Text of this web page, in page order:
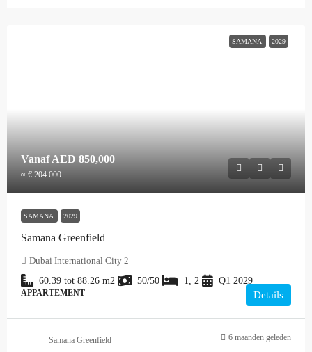
SAMANA 2029
VanafAED 850,000
≈ € 204.000
SAMANA 2029
Samana Greenfield
Dubai International City 2
60.39 tot 88.26 m2 50/50 1, 2 Q1 2029
APPARTEMENT Details
Samana Greenfield 6 maanden geleden